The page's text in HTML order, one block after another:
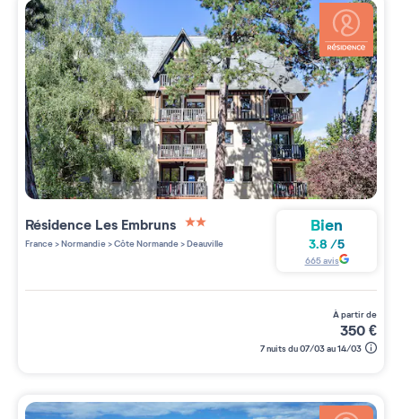
Résidence Les Embruns
2 étoiles sur 5
France>Normandie>Côte Normande>Deauville
Bien
3.8 /5
665avis
à partir de
350€
7 nuits du 07/03 au 14/03